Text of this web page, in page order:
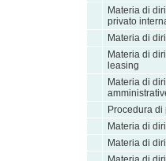
Materia di
privato
Materia di
Materia di
leasing
Materia di
Procedura di
Materia di
Materia di